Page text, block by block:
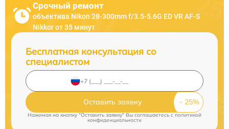
Срочный ремонт
объектива Nikon 28-300mm f/3.5-5.6G ED VR AF-S
Nikkor от 35 минут
Бесплатная консультация со
специалистом
Оставить заявку
Нажимая на кнопку "Оставить заявку" Вы соглашаетесь cполитикой
конфиденциальности